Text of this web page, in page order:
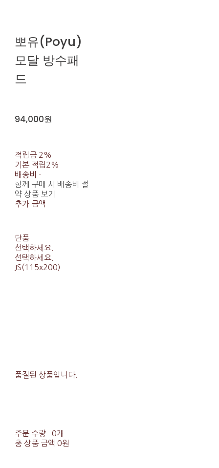
뽀유(Poyu)
모달 방수패
드
94,000원
적립금 2%
기본 적립2%
배송비 -
함께 구매 시 배송비 절
약 상품 보기
추가 금액
단품
선택하세요.
선택하세요.
JS(115x200)
품절된 상품입니다.
주문 수량
0개
총 상품 금액 0원